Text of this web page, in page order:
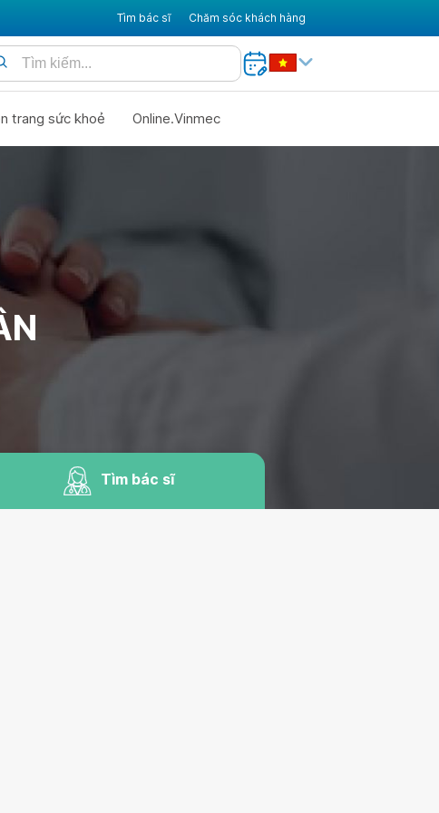
Tìm bác sĩ Chăm sóc khách hàng
trang sức khoẻ Online.Vinmec
Tìm bác sĩ